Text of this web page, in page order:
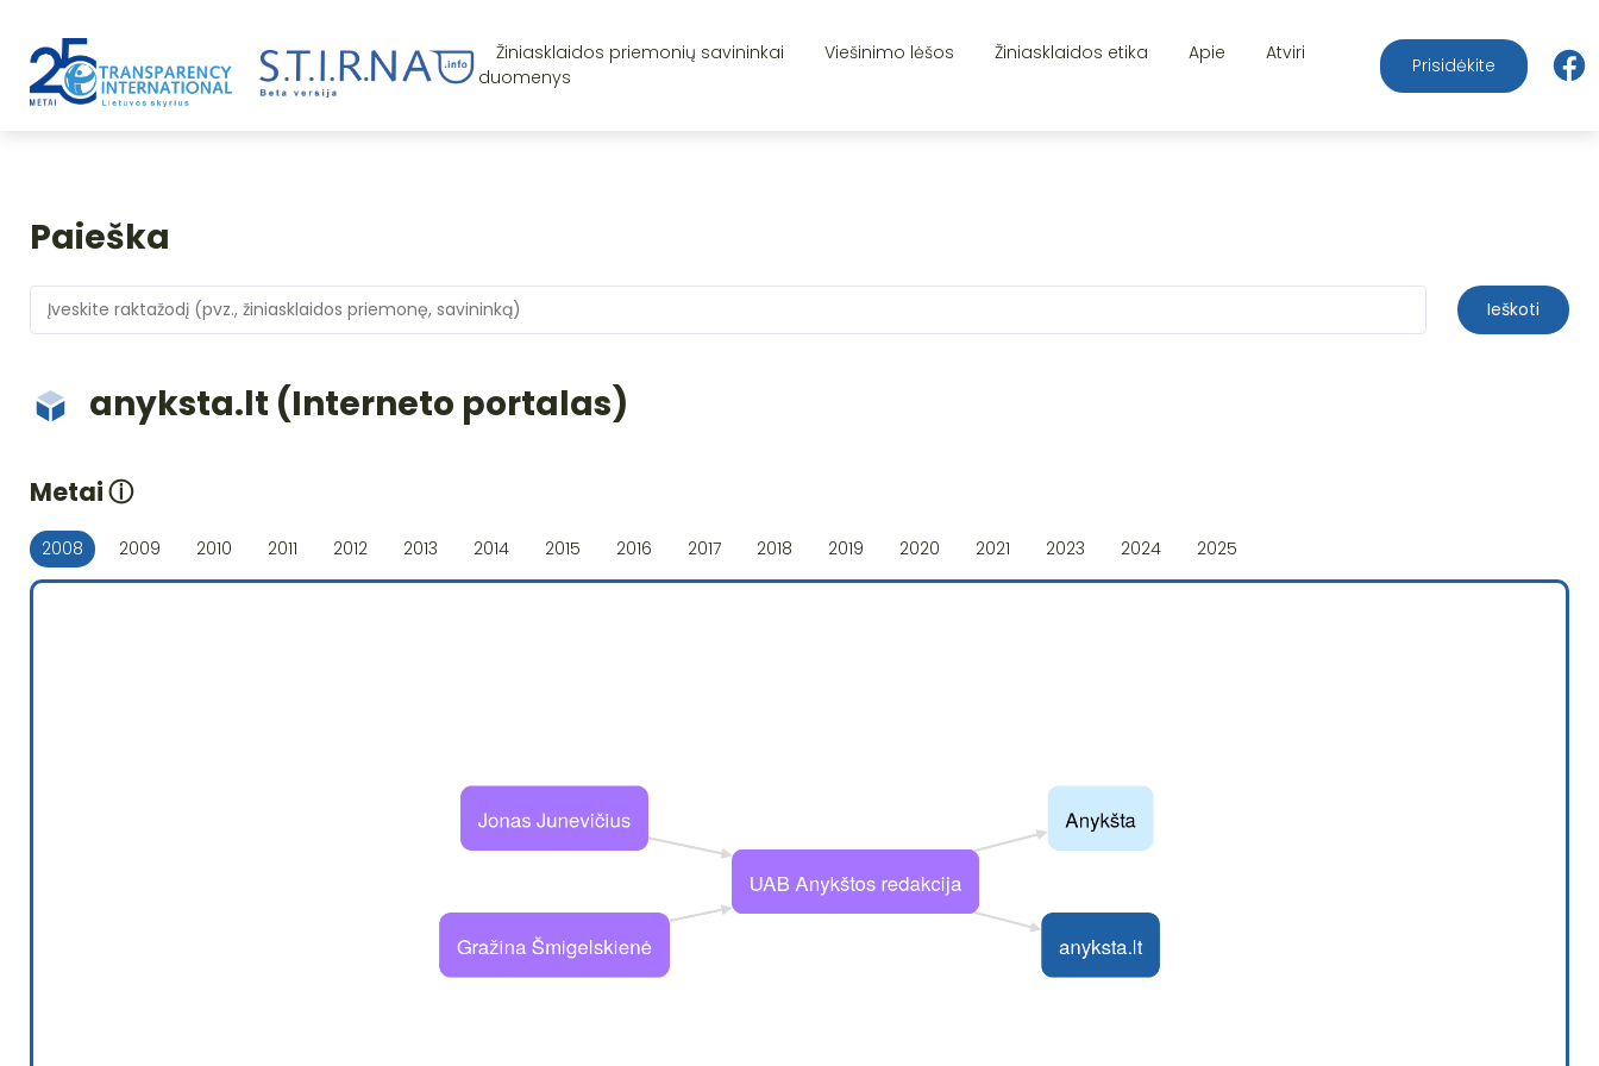
Žiniasklaidos priemonių savininkai Viešinimo lėšos Žiniasklaidos etika Apie
Atviri
duomenys
Prisidėkite
Paieška
Ieškoti
anyksta.lt (Interneto portalas)
Metaiⓘ
2008 2009 2010 2011 2012 2013 2014 2015 2016 2017 2018 2019 2020 2021 2023 2024 2025